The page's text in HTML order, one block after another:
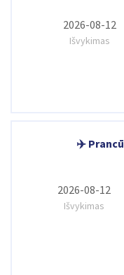
2026-08-12
Išvykimas
✈️
2026-08-12
Išvykimas